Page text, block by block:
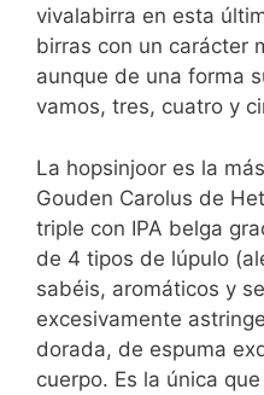
vivalabirra en esta
birras con un carácter
aunque de una forma
vamos, tres, cuatro y
La hopsinjoor es la
Gouden Carolus de
triple con IPA belga
de 4 tipos de lúpulo
sabéis, aromáticos y
excesivamente
dorada, de espuma
cuerpo. Es la única